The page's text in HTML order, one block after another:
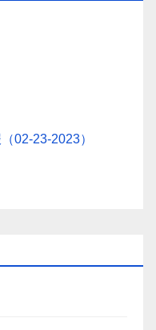
02-23-2023）